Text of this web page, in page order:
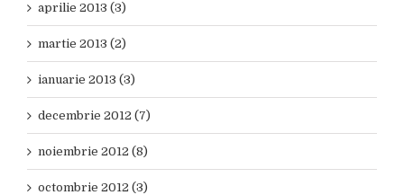
aprilie 2013 (3)
martie 2013 (2)
ianuarie 2013 (3)
decembrie 2012 (7)
noiembrie 2012 (8)
octombrie 2012 (3)